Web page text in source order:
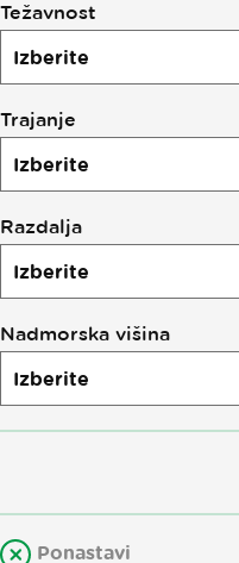
Težavnost
Trajanje
Razdalja
Nadmorska višina
Ponastavi